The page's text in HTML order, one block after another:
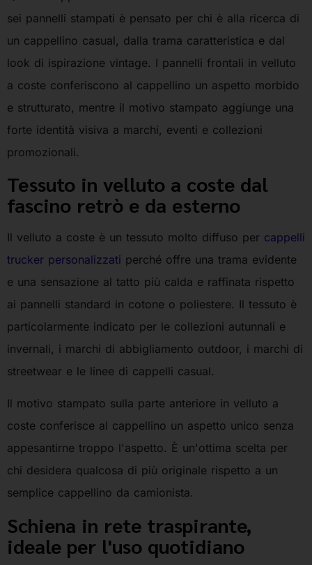
sei pannelli stampati è pensato per chi è alla ricerca di
un cappellino casual, dalla trama caratteristica e dal
look di ispirazione vintage. I pannelli frontali in velluto
a coste conferiscono al cappellino un aspetto morbido
e strutturato, mentre il motivo stampato aggiunge una
forte identità visiva a marchi, eventi e collezioni
promozionali.
Tessuto in velluto a coste dal
fascino retrò e da esterno
Il velluto a coste è un tessuto molto diffuso per cappelli
trucker personalizzati perché offre una trama evidente
e una sensazione al tatto più calda e raffinata rispetto
ai pannelli standard in cotone o poliestere. Il tessuto è
particolarmente indicato per le collezioni autunnali e
invernali, i marchi di abbigliamento outdoor, i marchi di
streetwear e le linee di cappelli casual.
Il motivo stampato sulla parte anteriore in velluto a
coste conferisce al cappellino un aspetto unico senza
appesantirne troppo l'aspetto. È un'ottima scelta per
chi desidera qualcosa di più originale rispetto a un
semplice cappellino da camionista.
Schiena in rete traspirante,
ideale per l'uso quotidiano